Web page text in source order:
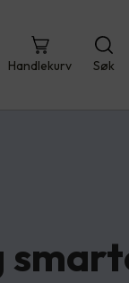
Handlekurv Søk